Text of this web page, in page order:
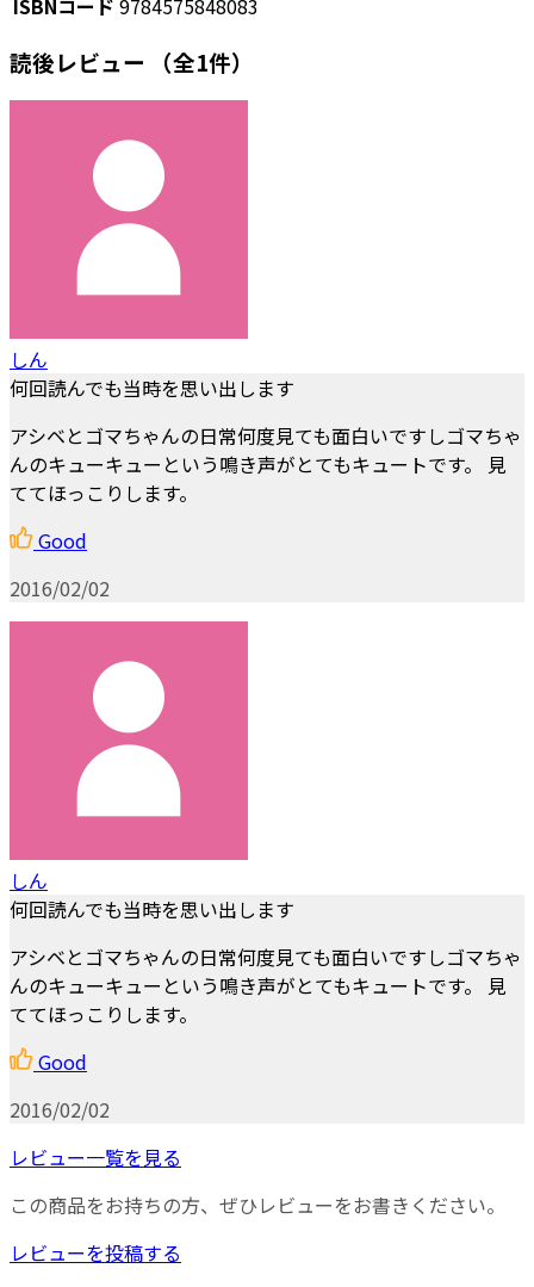
読後レビュー （全1件）
しん
何回読んでも当時を思い出します
アシベとゴマちゃんの日常何度見ても面白いですしゴマちゃ
んのキューキューという鳴き声がとてもキュートです。 見
ててほっこりします。
Good
2016/02/02
しん
何回読んでも当時を思い出します
アシベとゴマちゃんの日常何度見ても面白いですしゴマちゃ
んのキューキューという鳴き声がとてもキュートです。 見
ててほっこりします。
Good
2016/02/02
レビュー一覧を見る
この商品をお持ちの方、ぜひレビューをお書きください。
レビューを投稿する